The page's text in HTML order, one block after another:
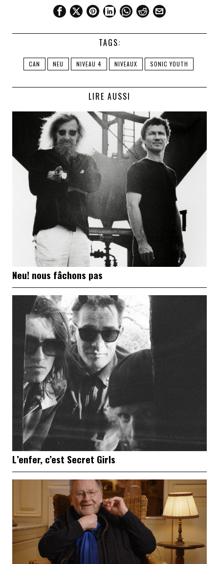
TAGS:
CAN NEU NIVEAU 4 NIVEAUX SONIC YOUTH
LIRE AUSSI
Neu! nous fâchons pas
L’enfer, c’est Secret Girls